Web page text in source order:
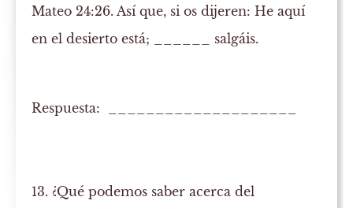
Mateo 24:26. Así que, si os dijeren: He aquí
en el desierto está; ______ salgáis.
Respuesta: ____________________
13. ¿Qué podemos saber acerca del